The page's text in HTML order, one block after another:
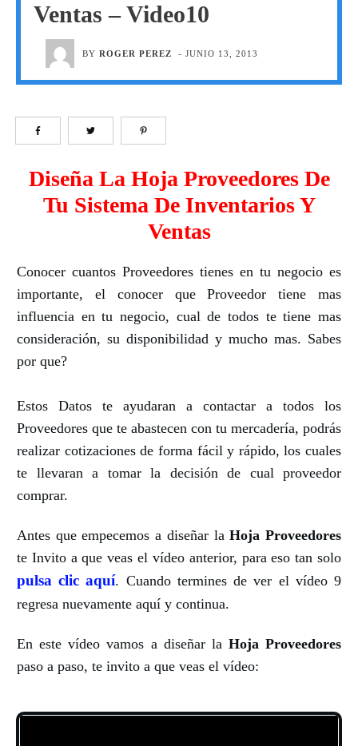
Ventas – Video10
BYROGER PEREZ -JUNIO 13, 2013
Diseña La Hoja Proveedores De
Tu Sistema De Inventarios Y
Ventas
Conocer cuantos Proveedores tienes en tu negocio es
importante, el conocer que Proveedor tiene mas
influencia en tu negocio, cual de todos te tiene mas
consideración, su disponibilidad y mucho mas. Sabes
por que?
Estos Datos te ayudaran a contactar a todos los
Proveedores que te abastecen con tu mercadería, podrás
realizar cotizaciones de forma fácil y rápido, los cuales
te llevaran a tomar la decisión de cual proveedor
comprar.
Antes que empecemos a diseñar laHoja Proveedores
te Invito a que veas el vídeo anterior, para eso tan solo
pulsa clic aquí. Cuando termines de ver el vídeo 9
regresa nuevamente aquí y continua.
En este vídeo vamos a diseñar la Hoja Proveedores
paso a paso, te invito a que veas el vídeo: